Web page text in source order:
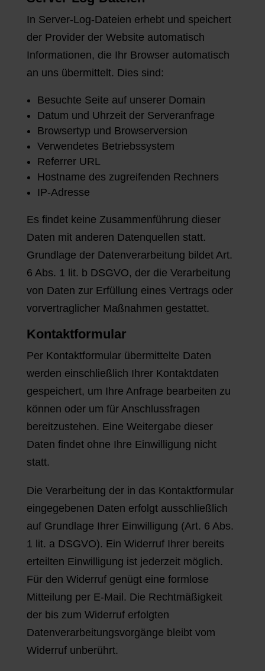
In Server-Log-Dateien erhebt und speichert
der Provider der Website automatisch
Informationen, die Ihr Browser automatisch
an uns übermittelt. Dies sind:
Besuchte Seite auf unserer Domain
Datum und Uhrzeit der Serveranfrage
Browsertyp und Browserversion
Verwendetes Betriebssystem
Referrer URL
Hostname des zugreifenden Rechners
IP-Adresse
Es findet keine Zusammenführung dieser
Daten mit anderen Datenquellen statt.
Grundlage der Datenverarbeitung bildet Art.
6 Abs. 1 lit. b DSGVO, der die Verarbeitung
von Daten zur Erfüllung eines Vertrags oder
vorvertraglicher Maßnahmen gestattet.
Kontaktformular
Per Kontaktformular übermittelte Daten
werden einschließlich Ihrer Kontaktdaten
gespeichert, um Ihre Anfrage bearbeiten zu
können oder um für Anschlussfragen
bereitzustehen. Eine Weitergabe dieser
Daten findet ohne Ihre Einwilligung nicht
statt.
Die Verarbeitung der in das Kontaktformular
eingegebenen Daten erfolgt ausschließlich
auf Grundlage Ihrer Einwilligung (Art. 6 Abs.
1 lit. a DSGVO). Ein Widerruf Ihrer bereits
erteilten Einwilligung ist jederzeit möglich.
Für den Widerruf genügt eine formlose
Mitteilung per E-Mail. Die Rechtmäßigkeit
der bis zum Widerruf erfolgten
Datenverarbeitungsvorgänge bleibt vom
Widerruf unberührt.